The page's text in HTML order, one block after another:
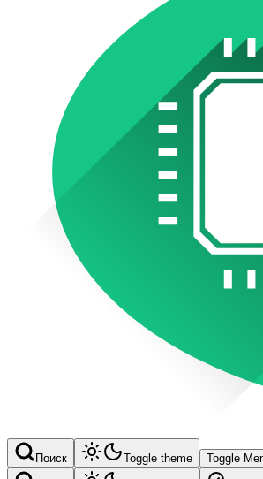
Поиск Toggle theme Toggle